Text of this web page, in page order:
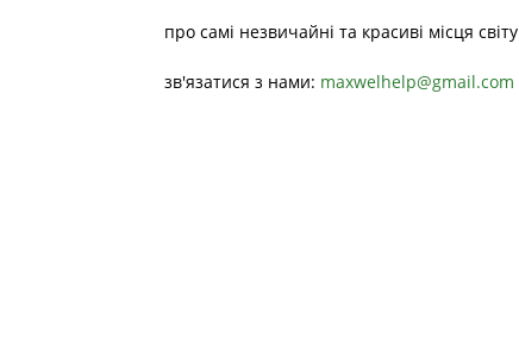
про самі незвичайні та красиві місця світу
зв'язатися з нами: maxwelhelp@gmail.com